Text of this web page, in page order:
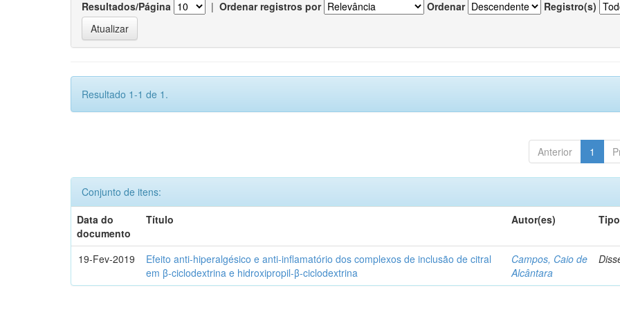
Resultados/Página | Ordenar registros por Ordenar Registro(s)
Resultado 1-1 de 1.
Anterior 1
Conjunto de itens:
Data do
documento
Título Autor(es) Tipo
19-Fev-2019
Efeito anti-hiperalgésico e anti-inflamatório dos complexos de inclusão de citral
em β-ciclodextrina e hidroxipropil-β-ciclodextrina
Campos, Caio de
Alcântara